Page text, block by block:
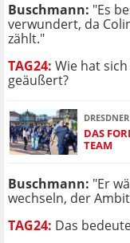
Buschmann: "Es
verwundert, da
zählt."
TAG24: Wie hat
geäußert?
DAS
TEAM
Buschmann: "Er
wechseln, der
TAG24: Das